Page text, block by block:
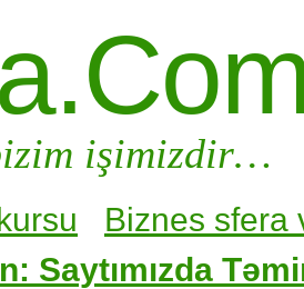
işimizdir…
Biznes sfera
Saytımızda